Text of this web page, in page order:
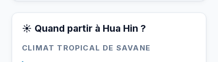
☀️ Quand partir à Hua Hin ?
CLIMAT TROPICAL DE SAVANE